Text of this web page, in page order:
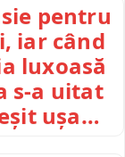
pentru
iar când
luxoasă
s-a uitat
ușa…